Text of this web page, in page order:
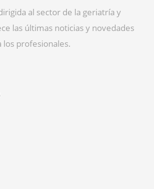
al sector de la geriatría y
las últimas noticias y novedades
los profesionales.